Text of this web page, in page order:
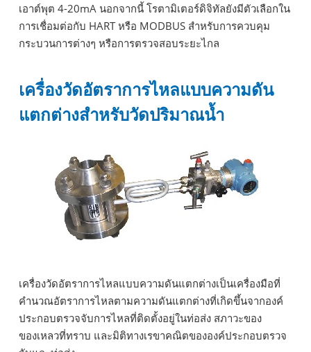
เอาต์พุต 4-20mA นอกจากนี้ โรตามิเตอร์ดิจิทัลยังมีตัวเลือกใน
การเชื่อมต่อกับ HART หรือ MODBUS สำหรับการควบคุม
กระบวนการต่างๆ หรือการตรวจสอบระยะไกล
เครื่องวัดอัตราการไหลแบบความดัน
แตกต่างสำหรับวัดปริมาณน้ำ
เครื่องวัดอัตราการไหลแบบความดันแตกต่างเป็นเครื่องมือที่
คำนวณอัตราการไหลตามความดันแตกต่างที่เกิดขึ้นจากองค์
ประกอบตรวจจับการไหลที่ติดตั้งอยู่ในท่อส่ง สภาวะของ
ของเหลวที่ทราบ และมิติทางเรขาคณิตขององค์ประกอบตรวจ